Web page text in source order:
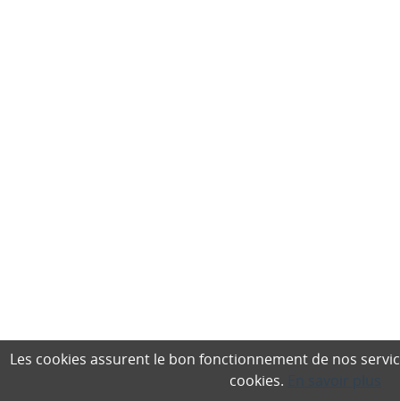
Les cookies assurent le bon fonctionnement de nos
cookies.